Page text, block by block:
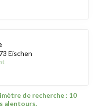
Eischen
de recherche : 10
alentours.